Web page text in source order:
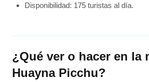
Disponibilidad: 175 turistas al día.
¿Qué ver o hacer en la
Huayna Picchu?